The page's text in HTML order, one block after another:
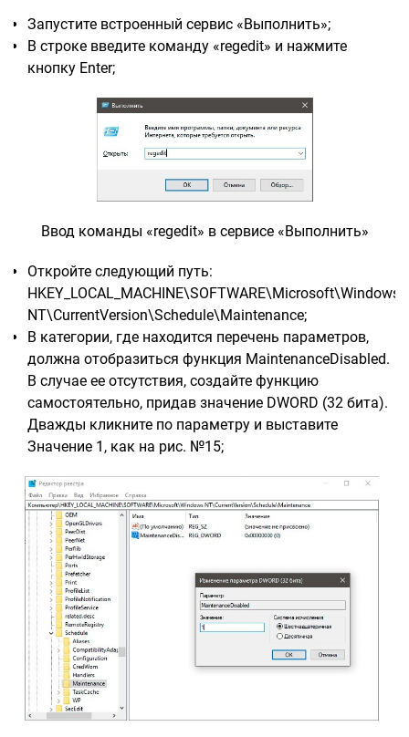
Запустите встроенный сервис «Выполнить»;
В строке введите команду «regedit» и нажмите
кнопку Enter;
Ввод команды «regedit» в сервисе «Выполнить»
Откройте следующий путь:
HKEY_LOCAL_MACHINE\SOFTWARE\Microsoft\Windows
NT\CurrentVersion\Schedule\Maintenance;
В категории, где находится перечень параметров,
должна отобразиться функция MaintenanceDisabled.
В случае ее отсутствия, создайте функцию
самостоятельно, придав значение DWORD (32 бита).
Дважды кликните по параметру и выставите
Значение 1, как на рис. №15;